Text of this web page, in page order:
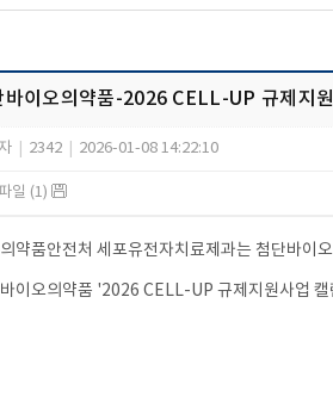
바이오의약품-2026 CELL-UP 규제지
2342 2026-01-08 14:22:10
일 (1)
약품안전처 세포유전자치료제과는 첨단바이
이오의약품 '2026 CELL-UP 규제지원사업